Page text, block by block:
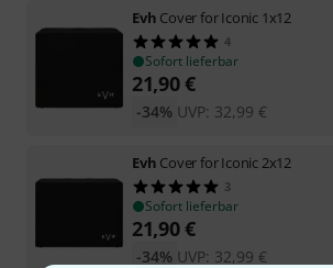
Evh Cover for Iconic 1x12
4
Sofort lieferbar
21,90€
UVP: 32,99 €
-34%
Evh Cover for Iconic 2x12
3
Sofort lieferbar
21,90€
UVP: 32,99 €
-34%